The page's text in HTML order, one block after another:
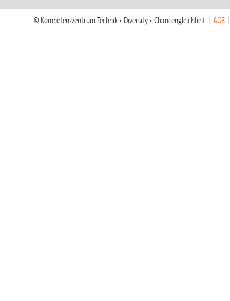
© Kompetenzzentrum Technik • Diversity • Chancengleichheit AGB